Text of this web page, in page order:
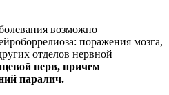
возможно
поражения мозга,
отделов нервной
нерв, причем
паралич.